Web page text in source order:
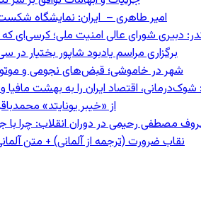
امیر طاهری – ایران: نمایشگاه
دبیری شورای عالی امنیت ملی؛ کرسی‌ای
برگزاری مراسم یادبود شاپور بختیار در
شهر در خاموشی؛ قبض‌های نجومی و موتور
اقتصاد ایران را به بهشت مافیا
از «خیبر یونایتد»
مصطفی رحیمی در دوران انقلاب: چرا با
نقاب ضرورت (ترجمه از آلمانی) + متن